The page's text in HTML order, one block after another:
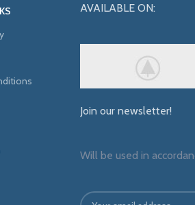
AVAILABLE ON:
Join our newsletter!
Will be used in